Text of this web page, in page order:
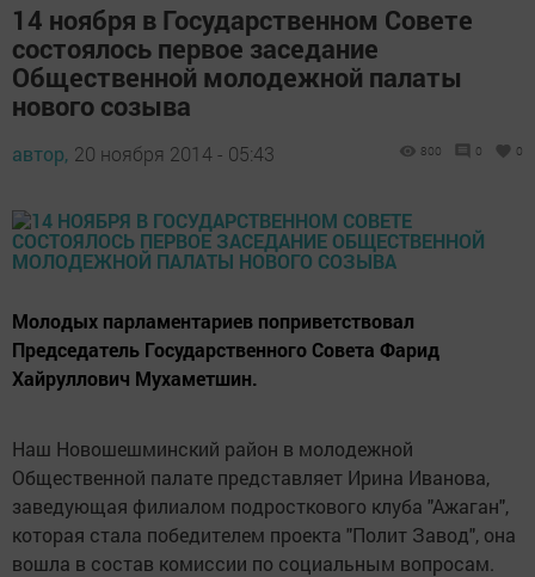
14 ноября в Государственном Совете
состоялось первое заседание
Общественной молодежной палаты
нового созыва
автор, 20 ноября 2014 - 05:43 800 0 0
Молодых парламентариев поприветствовал
Председатель Государственного Совета Фарид
Хайруллович Мухаметшин.
Наш Новошешминский район в молодежной
Общественной палате представляет Ирина Иванова,
заведующая филиалом подросткового клуба "Ажаган",
которая стала победителем проекта "Полит Завод", она
вошла в состав комиссии по социальным вопросам.